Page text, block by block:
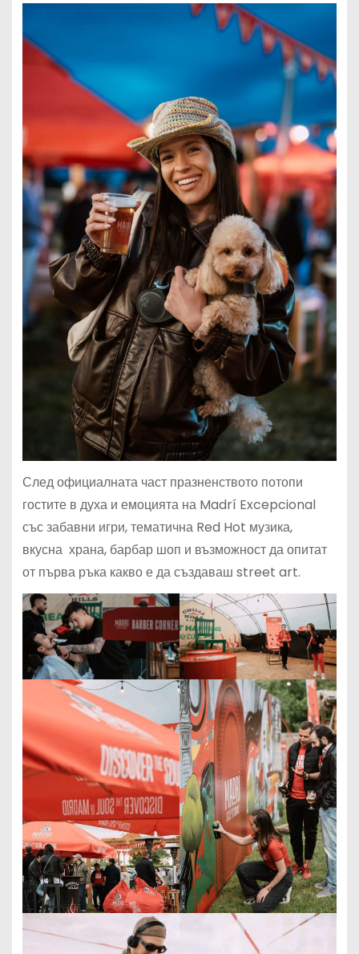
След официалната част празненството потопи
гостите в духа и емоцията на Madrí Excepcional
със забавни игри, тематична Red Hot музика,
вкусна храна, барбар шоп и възможност да опитат
от първа ръка какво е да създаваш street art.